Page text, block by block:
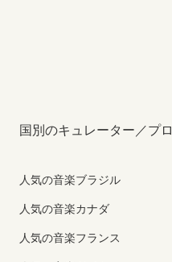
国別のキュレーター／プロ
人気の音楽ブラジル
人気の音楽カナダ
人気の音楽フランス